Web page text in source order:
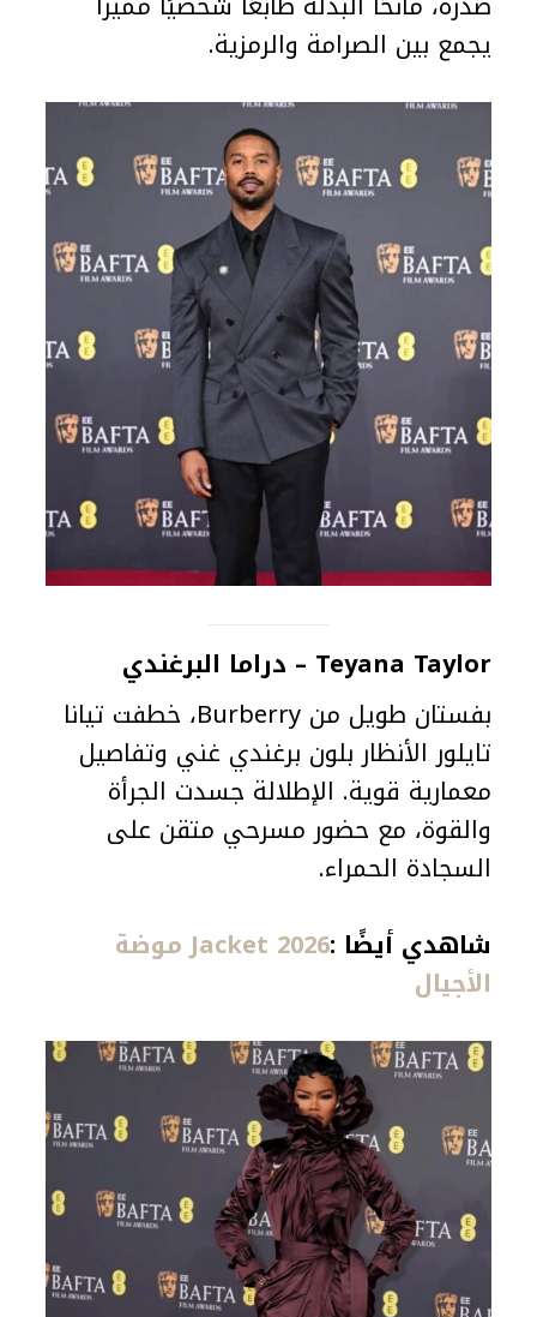
يجمع بين الصرامة والرمزية.
Teyana Taylor – دراما البرغندي
بفستان طويل من Burberry، خطفت تيانا
تايلور الأنظار بلون برغندي غني وتفاصيل
معمارية قوية. الإطلالة جسدت الجرأة
والقوة، مع حضور مسرحي متقن على
السجادة الحمراء.
شاهدي أيضًا :
Jacket 2026 موضة
الأجيال